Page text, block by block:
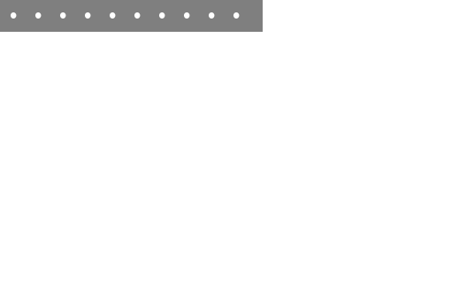
• • • • • • • • • •